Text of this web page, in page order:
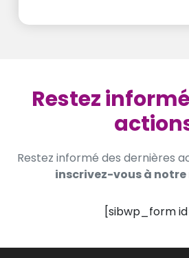
Restez
Restez informé des dernières
inscrivez-vous à
[sibwp_form